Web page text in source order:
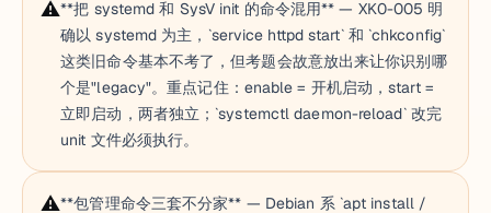
⚠️**把 systemd 和 SysV init 的命令混用** — XK0-005 明
确以 systemd 为主，`service httpd start` 和 `chkconfig`
这类旧命令基本不考了，但考题会故意放出来让你识别哪
个是"legacy"。重点记住：enable = 开机启动，start =
立即启动，两者独立；`systemctl daemon-reload` 改完
unit 文件必须执行。
⚠️**包管理命令三套不分家** — Debian 系 `apt install /